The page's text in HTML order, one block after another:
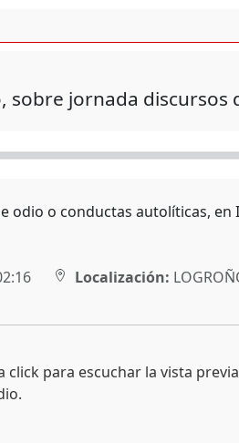
sobre jornada discursos
odio o conductas autolíticas,
Localización: